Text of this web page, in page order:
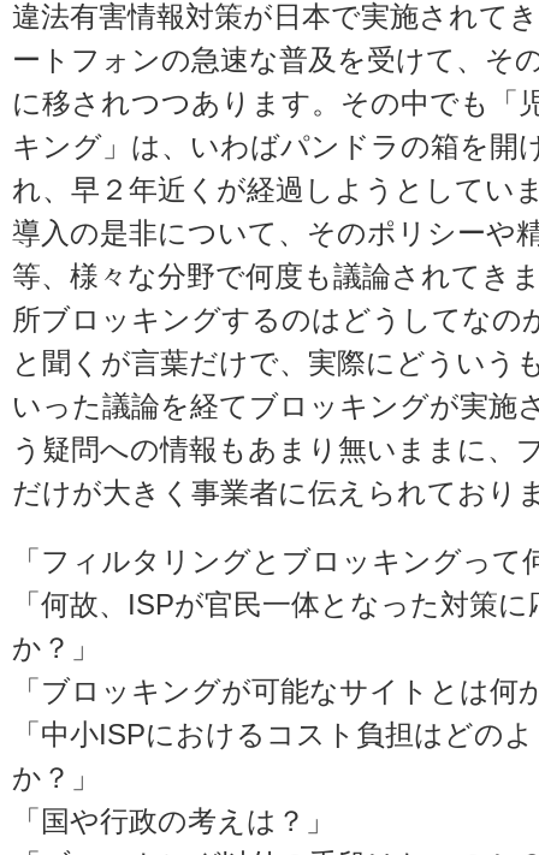
違法有害情報対策が日本で実施されて
ートフォンの急速な普及を受けて、そ
に移されつつあります。その中でも「
キング」は、いわばパンドラの箱を開
れ、早２年近くが経過しようとしてい
導入の是非について、そのポリシーや
等、様々な分野で何度も議論されてき
所ブロッキングするのはどうしてなの
と聞くが言葉だけで、実際にどういう
いった議論を経てブロッキングが実施
う疑問への情報もあまり無いままに、
だけが大きく事業者に伝えられており
「フィルタリングとブロッキングって
「何故、ISPが官民一体となった対策
か？」
「ブロッキングが可能なサイトとは何
「中小ISPにおけるコスト負担はどの
か？」
「国や行政の考えは？」